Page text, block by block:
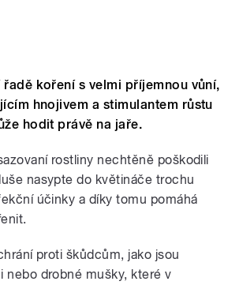
koření s velmi příjemnou vůní,
hnojivem a stimulantem růstu
hodit právě na jaře.
rostliny nechtěně poškodili
nasypte do květináče trochu
účinky a díky tomu pomáhá
proti škůdcům, jako jsou
nebo drobné mušky, které v